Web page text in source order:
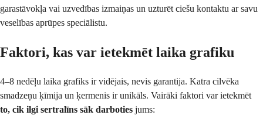
garastāvokļa vai uzvedības izmaiņas un uzturēt ciešu kontaktu ar savu
veselības aprūpes speciālistu.
Faktori, kas var ietekmēt laika grafiku
4–8 nedēļu laika grafiks ir vidējais, nevis garantija. Katra cilvēka
smadzeņu ķīmija un ķermenis ir unikāls. Vairāki faktori var ietekmēt
to, cik ilgi sertralīns sāk darboties jums: